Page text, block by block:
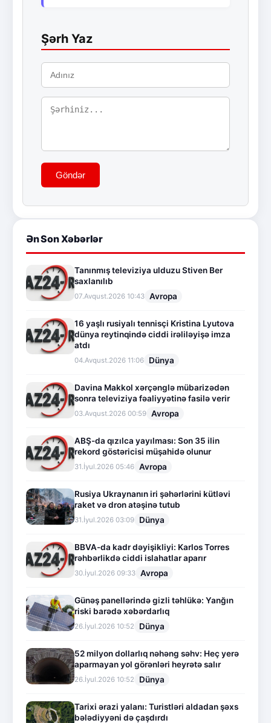
Şərh Yaz
Göndər
Ən Son Xəbərlər
Tanınmış televiziya ulduzu Stiven Ber
saxlanılıb
07.Avqust.2026 10:43 Avropa
16 yaşlı rusiyalı tennisçi Kristina Lyutova
dünya reytinqində ciddi irəliləyişə imza
atdı
04.Avqust.2026 11:06 Dünya
Davina Makkol xərçənglə mübarizədən
sonra televiziya fəaliyyətinə fasilə verir
03.Avqust.2026 00:59 Avropa
ABŞ-da qızılca yayılması: Son 35 ilin
rekord göstəricisi müşahidə olunur
31.İyul.2026 05:46 Avropa
Rusiya Ukraynanın iri şəhərlərini kütləvi
raket və dron atəşinə tutub
31.İyul.2026 03:09 Dünya
BBVA-da kadr dəyişikliyi: Karlos Torres
rəhbərlikdə ciddi islahatlar aparır
30.İyul.2026 09:33 Avropa
Günəş panellərində gizli təhlükə: Yanğın
riski barədə xəbərdarlıq
26.İyul.2026 10:52 Dünya
52 milyon dollarlıq nəhəng səhv: Heç yerə
aparmayan yol görənləri heyrətə salır
26.İyul.2026 10:52 Dünya
Tarixi ərazi yalanı: Turistləri aldadan şəxs
bələdiyyəni də çaşdırdı